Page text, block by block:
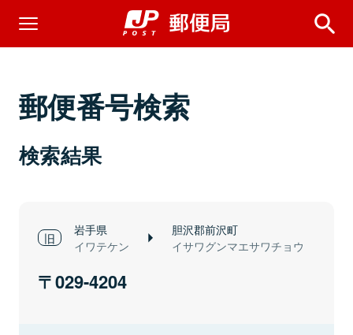
郵便番号検索
検索結果
岩手県
イワテケン
胆沢郡前沢町
イサワグンマエサワチョウ
029-4204